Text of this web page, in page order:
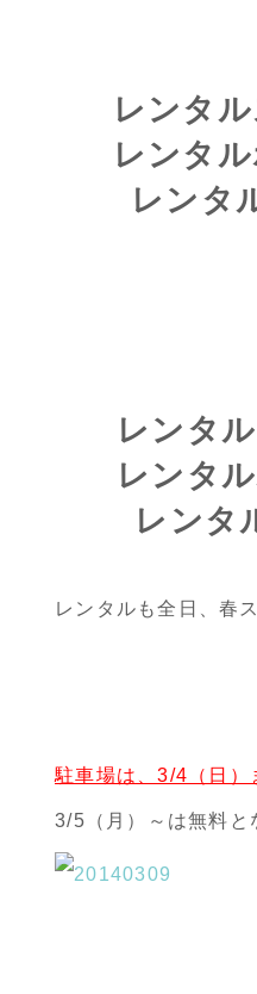
レンタ
レンタ
レン
レンタ
レンタ
レン
レンタルも全日、春
駐車場は、3/4（日）
3/5（月）～は無料と